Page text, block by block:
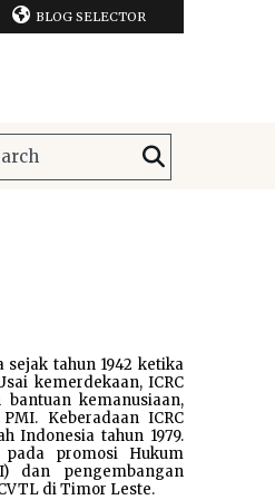
BLOG SELECTOR
tahun 1942 ketika
kemerdekaan, ICRC
kemanusiaan,
Keberadaan ICRC
Indonesia tahun 1979.
pada promosi Hukum
dan pengembangan
di Timor Leste.